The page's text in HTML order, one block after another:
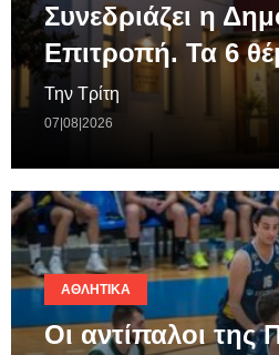
Συνεδριάζει η
Επιτροπή. Τα 6
Την Τρίτη
07|08|2026
ΑΘΛΗΤΙΚΆ
Οι αντίπαλοι της